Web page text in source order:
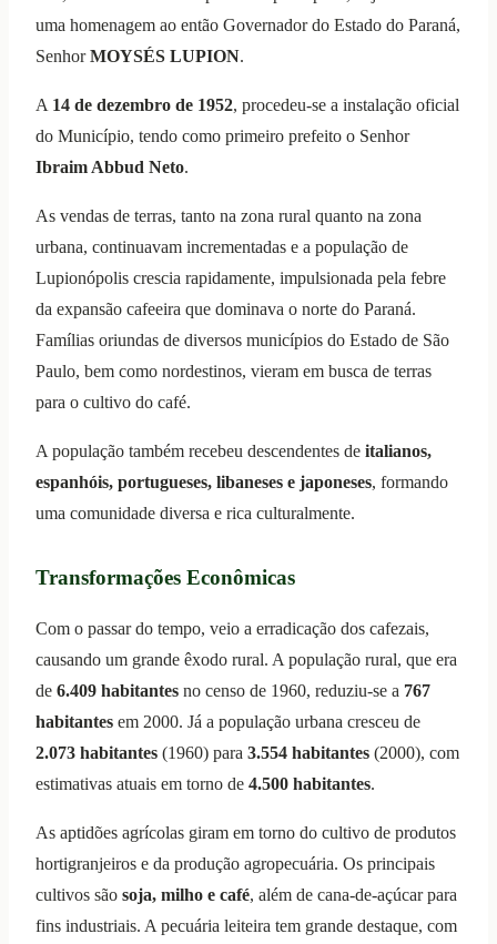
uma homenagem ao então Governador do Estado do Paraná,
SenhorMOYSÉS LUPION.
A 14 de dezembro de 1952, procedeu-se a instalação oficial
do Município, tendo como primeiro prefeito o Senhor
Ibraim Abbud Neto.
As vendas de terras, tanto na zona rural quanto na zona
urbana, continuavam incrementadas e a população de
Lupionópolis crescia rapidamente, impulsionada pela febre
da expansão cafeeira que dominava o norte do Paraná.
Famílias oriundas de diversos municípios do Estado de São
Paulo, bem como nordestinos, vieram em busca de terras
para o cultivo do café.
A população também recebeu descendentes de italianos,
espanhóis, portugueses, libaneses e japoneses, formando
uma comunidade diversa e rica culturalmente.
Transformações Econômicas
Com o passar do tempo, veio a erradicação dos cafezais,
causando um grande êxodo rural. A população rural, que era
de 6.409 habitantes no censo de 1960, reduziu-se a 767
habitantes em 2000. Já a população urbana cresceu de
2.073 habitantes (1960) para 3.554 habitantes (2000), com
estimativas atuais em torno de 4.500 habitantes.
As aptidões agrícolas giram em torno do cultivo de produtos
hortigranjeiros e da produção agropecuária. Os principais
cultivos são soja, milho e café, além de cana-de-açúcar para
fins industriais. A pecuária leiteira tem grande destaque, com